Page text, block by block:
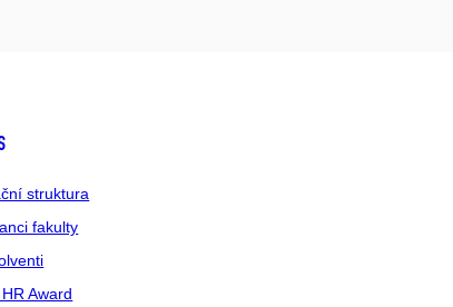
struktura
fakulty
Award